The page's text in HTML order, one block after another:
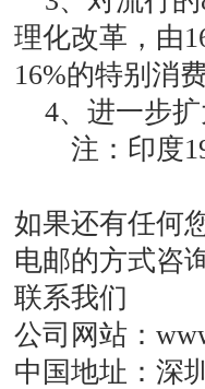
理化改革，由
16%的特别消
4、进一步扩
注：印度
如果还有任何
电邮的方式咨
联系我们
公司网站：
中国地址：深